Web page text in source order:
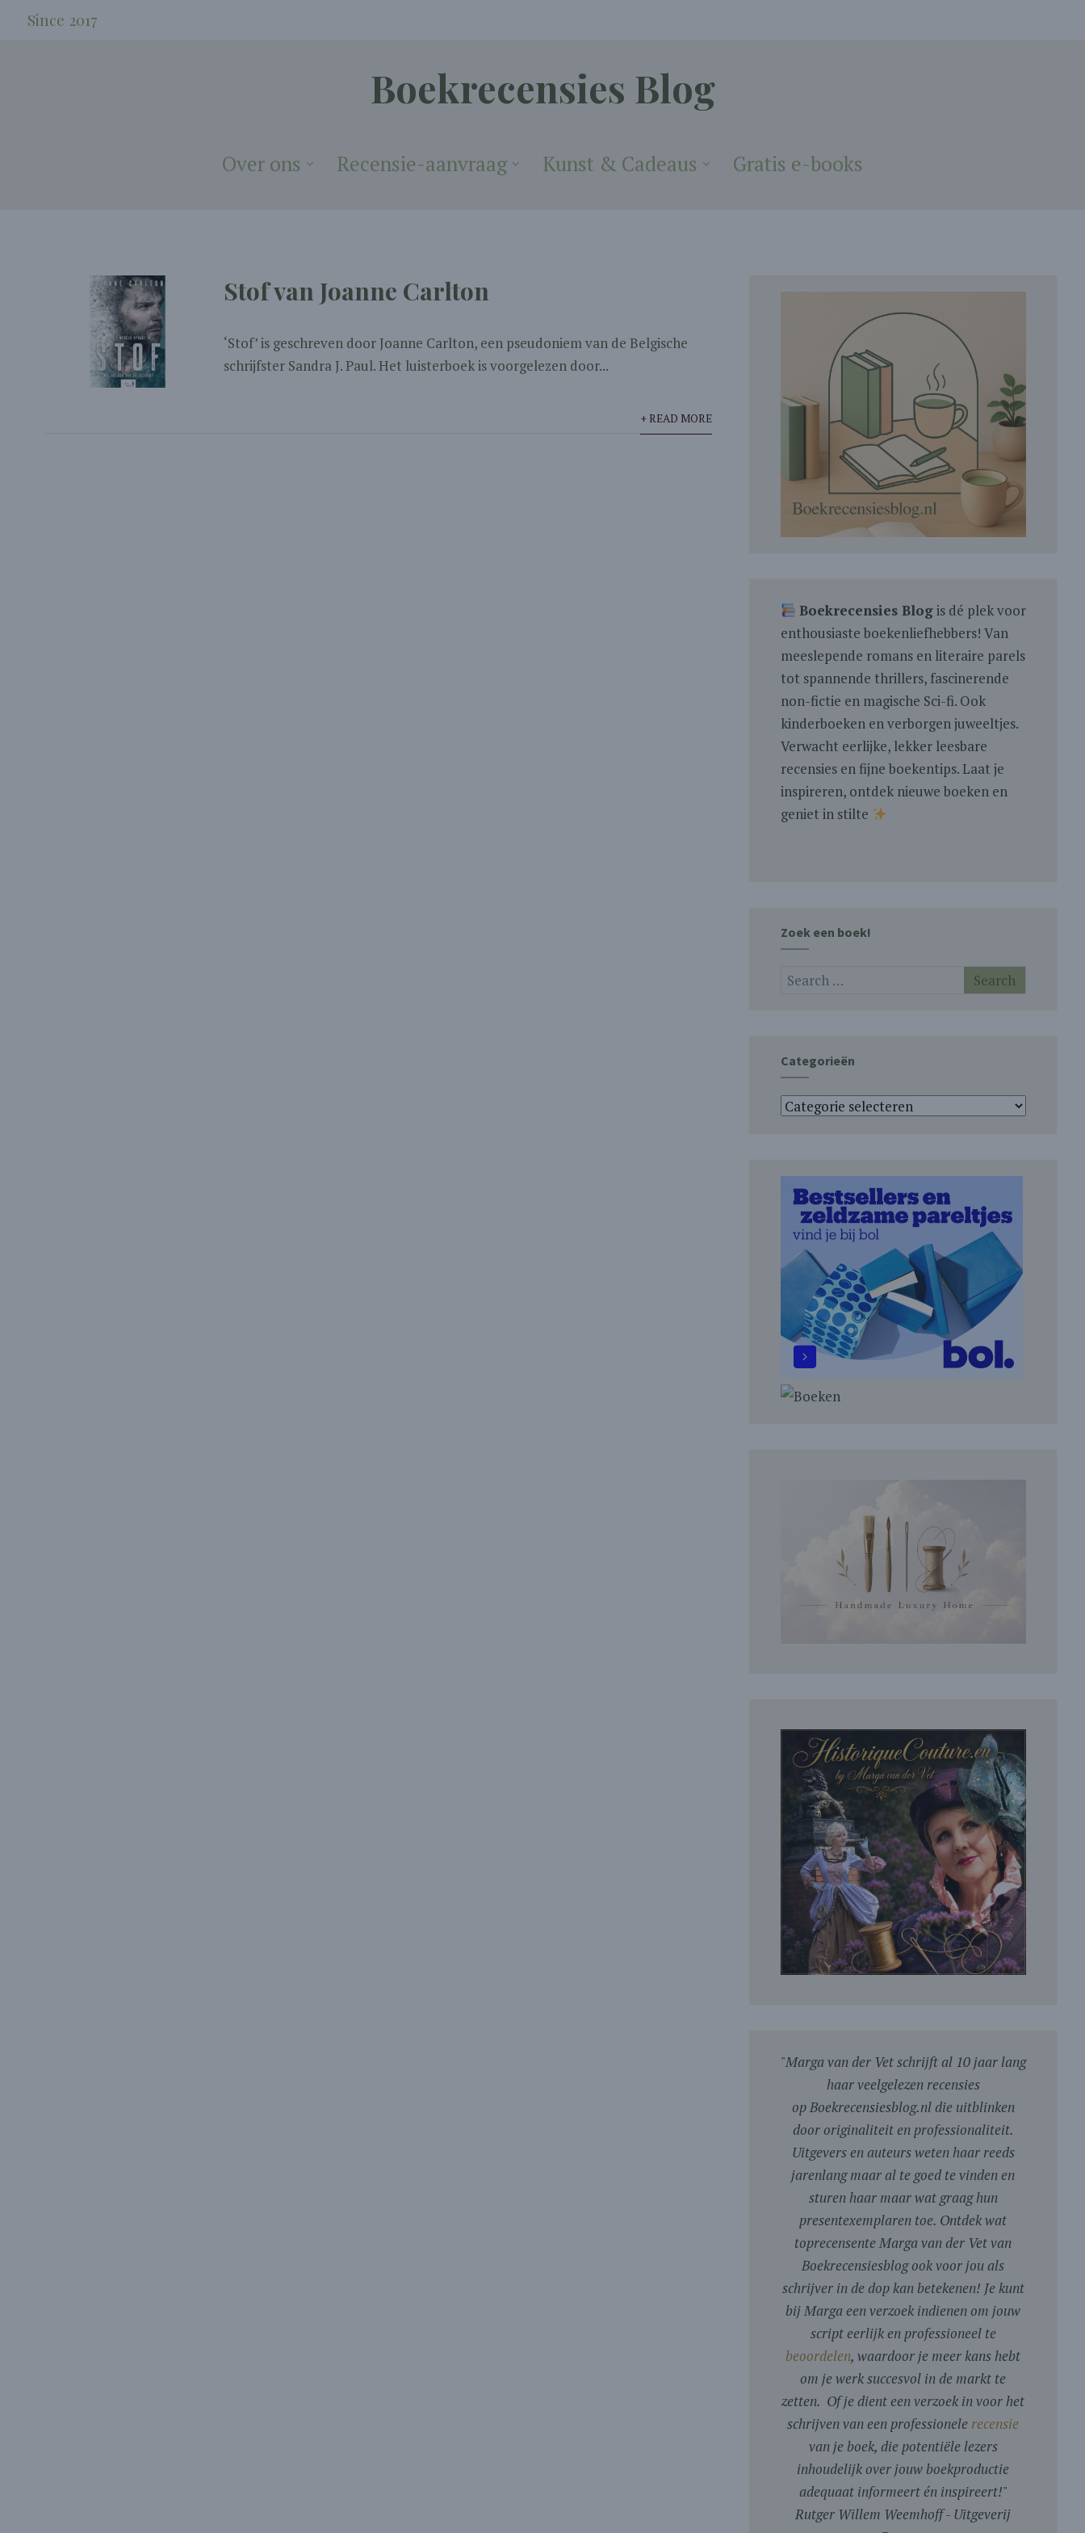
Since 2017
Boekrecensies Blog
Over ons Recensie-aanvraag Kunst & Cadeaus Gratis e-books
Stof van Joanne Carlton
‘Stof’ is geschreven door Joanne Carlton, een pseudoniem van de Belgische
schrijfster Sandra J. Paul. Het luisterboek is voorgelezen door...
+ READ MORE
Boekrecensies Blogis dé plek voor
enthousiaste boekenliefhebbers! Van
meeslepende romans en literaire parels
tot spannende thrillers, fascinerende
non-fictie en magische Sci-fi. Ook
kinderboeken en verborgen juweeltjes.
Verwacht eerlijke, lekker leesbare
recensies en fijne boekentips. Laat je
inspireren, ontdek nieuwe boeken en
geniet in stilte
Zoek een boek!
Categorieën
Categorieën
"Marga van der Vet schrijft al 10 jaar lang
haar veelgelezen recensies
op Boekrecensiesblog.nl die uitblinken
door originaliteit en professionaliteit.
Uitgevers en auteurs weten haar reeds
jarenlang maar al te goed te vinden en
sturen haar maar wat graag hun
presentexemplaren toe. Ontdek wat
toprecensente Marga van der Vet van
Boekrecensiesblog ook voor jou als
schrijver in de dop kan betekenen! Je kunt
bij Marga een verzoek indienen om jouw
script eerlijk en professioneel te
beoordelen, waardoor je meer kans hebt
om je werk succesvol in de markt te
zetten. Of je dient een verzoek in voor het
schrijven van een professionele recensie
van je boek, die potentiële lezers
inhoudelijk over jouw boekproductie
adequaat informeert én inspireert!"
Rutger Willem Weemhoff - Uitgeverij